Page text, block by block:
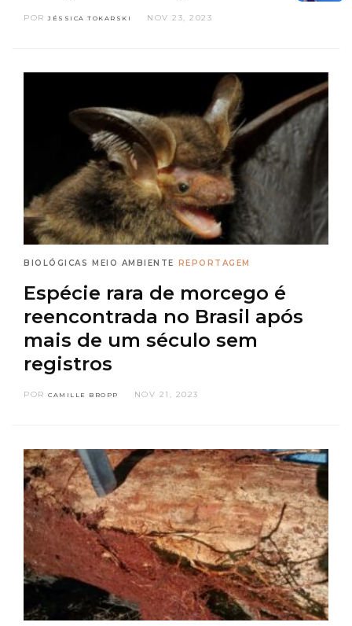
PORJÉSSICA TOKARSKI NOV 23, 2023
BIOLÓGICAS MEIO AMBIENTE REPORTAGEM
Espécie rara de morcego é
reencontrada no Brasil após
mais de um século sem
registros
POR CAMILLE BROPP NOV 21, 2023